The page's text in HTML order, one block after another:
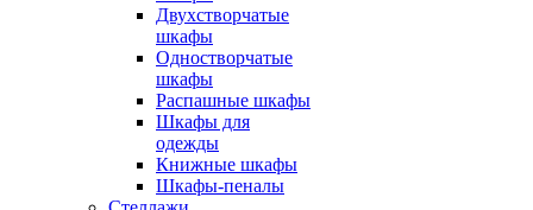
Двухстворчатые
шкафы
Одностворчатые
шкафы
Распашные шкафы
Шкафы для
одежды
Книжные шкафы
Шкафы-пеналы